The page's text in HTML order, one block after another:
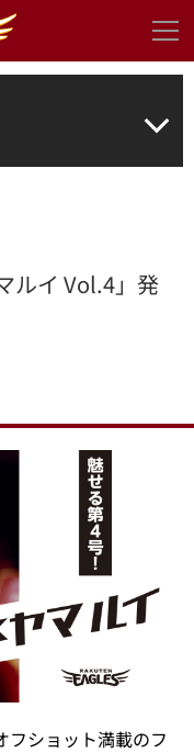
ルイ Vol.4」発
フショット満載のフ